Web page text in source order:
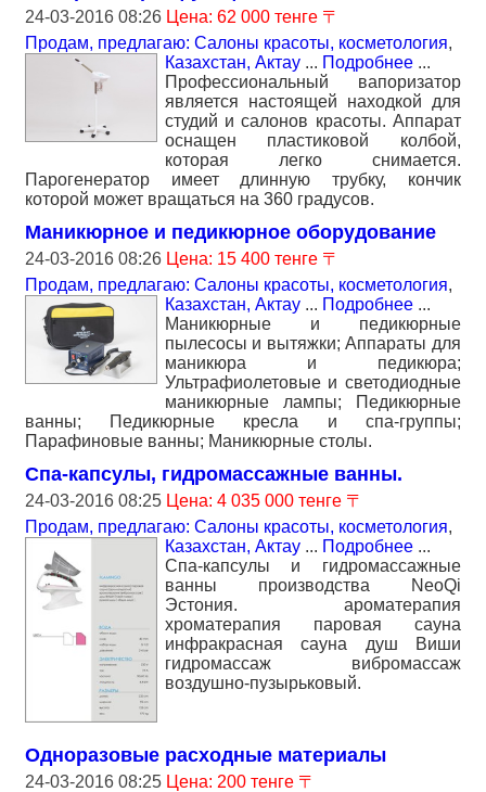
24-03-2016 08:26 Цена: 62 000 тенге 〒
Продам, предлагаю: Салоны красоты, косметология,
Казахстан, Актау ... Подробнее ...
Профессиональный вапоризатор
является настоящей находкой для
студий и салонов красоты. Аппарат
оснащен пластиковой колбой,
которая легко снимается.
Парогенератор имеет длинную трубку, кончик
которой может вращаться на 360 градусов.
Маникюрное и педикюрное оборудование
24-03-2016 08:26 Цена: 15 400 тенге 〒
Продам, предлагаю: Салоны красоты, косметология,
Казахстан, Актау ... Подробнее ...
Маникюрные и педикюрные
пылесосы и вытяжки; Аппараты для
маникюра и педикюра;
Ультрафиолетовые и светодиодные
маникюрные лампы; Педикюрные
ванны; Педикюрные кресла и спа-группы;
Парафиновые ванны; Маникюрные столы.
Спа-капсулы, гидромассажные ванны.
24-03-2016 08:25 Цена: 4 035 000 тенге 〒
Продам, предлагаю: Салоны красоты, косметология,
Казахстан, Актау ... Подробнее ...
Спа-капсулы и гидромассажные
ванны производства NeoQi
Эстония. ароматерапия
хроматерапия паровая сауна
инфракрасная сауна душ Виши
гидромассаж вибромассаж
воздушно-пузырьковый.
Одноразовые расходные материалы
24-03-2016 08:25 Цена: 200 тенге 〒